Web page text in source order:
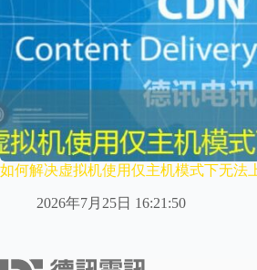
如何解决虚拟机使用仅主机模式下无法
2026年7月25日 16:21:50